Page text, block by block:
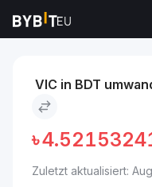
Märkte Viction-Preis
VIC in BDT
৳
Zuletzt aktualisiert: